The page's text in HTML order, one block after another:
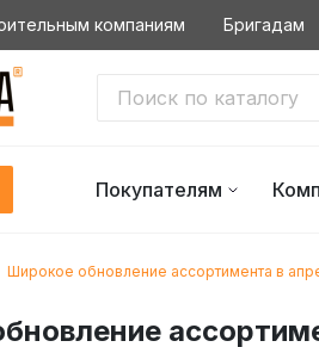
компаниям Бригадам
Покупателям
Широкое обновление ассортимента в